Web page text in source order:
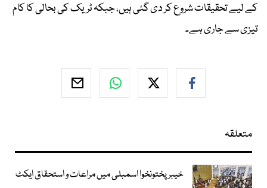
کے لیے تحقیقات شروع کر دی گئی ہیں، جبکہ ٹریک کی بحالی کا کام
تیزی سے جاری ہے۔
متعلقہ
خیبرپختونخوا اسمبلی میں مراعات و استحقاق ایکٹ